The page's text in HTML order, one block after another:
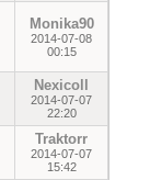
Monika90
2014-07-08
00:15
Nexicoll
2014-07-07
22:20
Traktorr
2014-07-07
15:42